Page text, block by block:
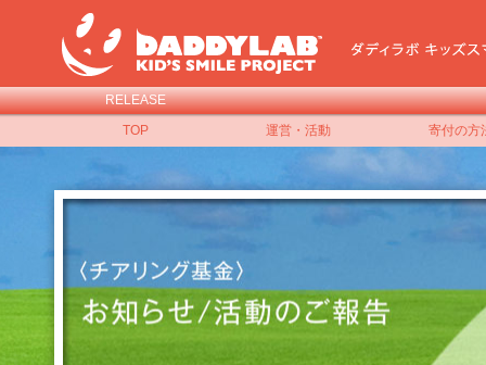
RELEASE
TOP
運営・活動 寄付の方